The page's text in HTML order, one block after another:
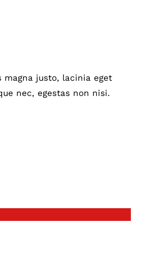
justo, lacinia eget
nec, egestas non nisi.